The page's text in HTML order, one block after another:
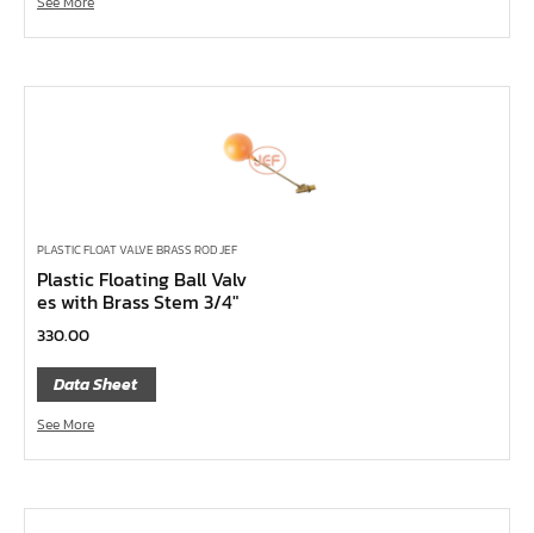
คีมหนีบ-ถ่างแหวน
คีมปากแหลม
บ๊อกซ์เดือยโผล่ Z-Series หกเหลี่ยม,ท๊อกซ์ ขนาด 1/4",
3/8", 1/2"
ด้ามฟรี, ด้ามบ๊อกซ์ Z-Series ขนาด 1/4", 3/8", 1/2"
ลูกบ๊อกซ์ สั้น, ยาว Koken Z-Series ขนาด 1/4", 3/8", 1/2"
ข้อต่อ Z-Series ขนาด 1/4", 3/8", 1/2"
ซ็อกเก็ต Z-Series
ลูกบ๊อกซ์ การบิน
ไขควงตอก
PLASTIC FLOAT VALVE BRASS ROD JEF
Plastic Floating Ball Valv
es with Brass Stem 3/4″
330.00
Data Sheet
See More